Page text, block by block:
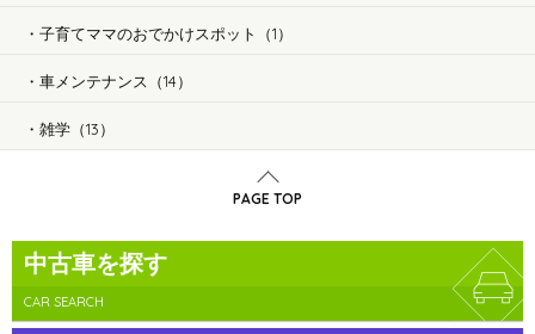
子育てママのおでかけスポット（1）
車メンテナンス（14）
雑学（13）
PAGE TOP
中古車を探す
CAR SEARCH